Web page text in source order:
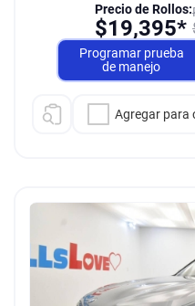
Precio de Rollos:
$19,395*
Programar prueba
de manejo
Agregar para